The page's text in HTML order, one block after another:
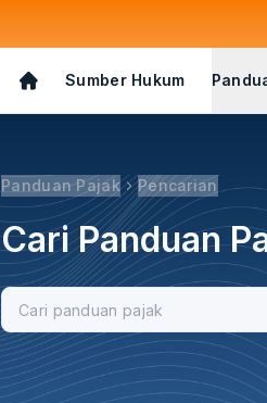
Sumber Hukum
Panduan Pajak Pencarian
Cari Panduan